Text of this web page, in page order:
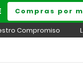
Compras por
Compromiso